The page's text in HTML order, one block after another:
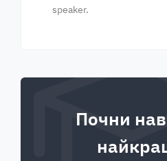
speaker.
Почни